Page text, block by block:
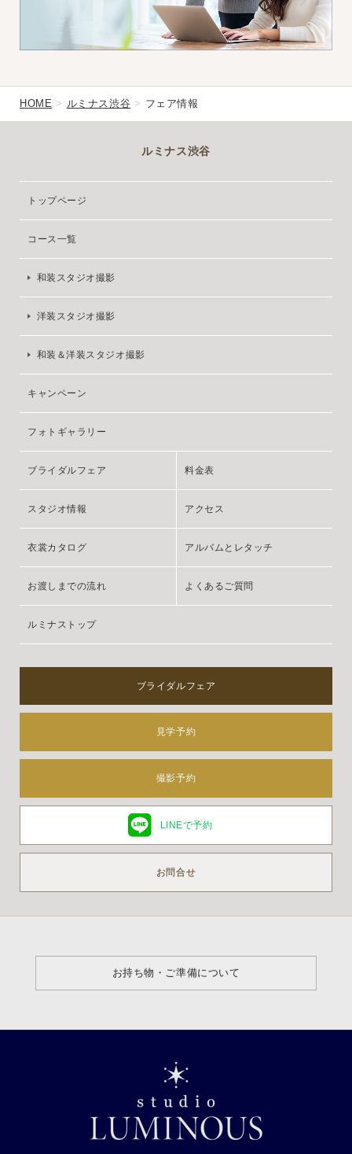
HOME ルミナス渋谷 フェア情報
ルミナス渋谷
トップページ
コース一覧
和装スタジオ撮影
洋装スタジオ撮影
和装＆洋装スタジオ撮影
キャンペーン
フォトギャラリー
ブライダルフェア 料金表
スタジオ情報 アクセス
衣裳カタログ アルバムとレタッチ
お渡しまでの流れ よくあるご質問
ルミナストップ
ブライダルフェア
見学予約
撮影予約
LINEで予約
お問合せ
お持ち物・ご準備について